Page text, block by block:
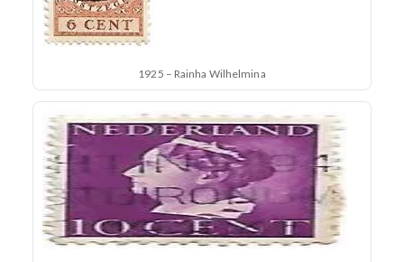
1925 – Rainha Wilhelmina